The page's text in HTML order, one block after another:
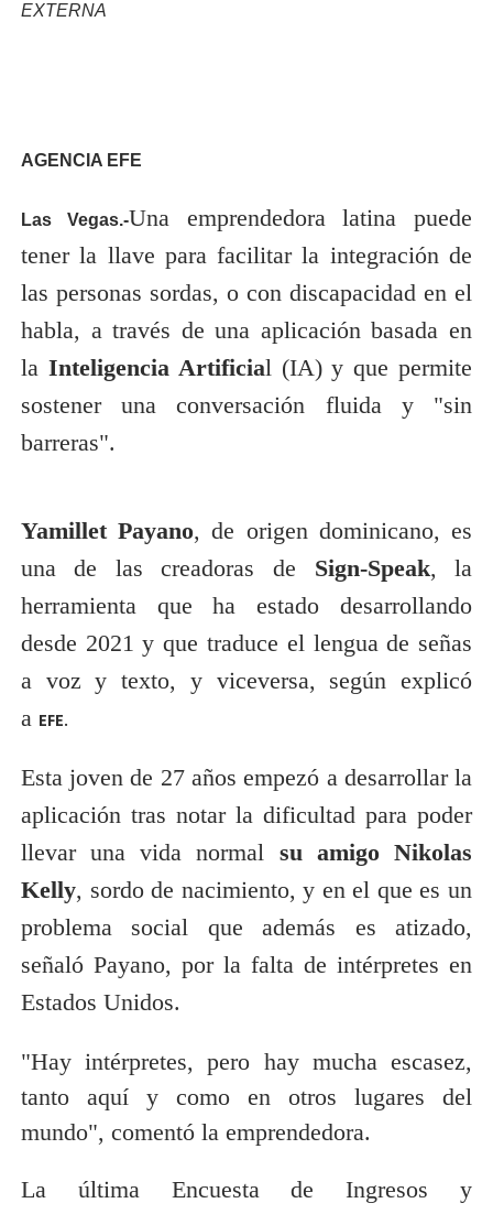
EXTERNA
AGENCIA EFE
Las Vegas.-Una emprendedora latina puede
tener la llave para facilitar la integración de
las personas sordas, o con discapacidad en el
habla, a través de una aplicación basada en
la Inteligencia Artificial (IA) y que permite
sostener una conversación fluida y "sin
barreras".
Yamillet Payano, de origen dominicano, es
una de las creadoras de Sign-Speak, la
herramienta que ha estado desarrollando
desde 2021 y que traduce el lengua de señas
a voz y texto, y viceversa, según explicó
a EFE.
Esta joven de 27 años empezó a desarrollar la
aplicación tras notar la dificultad para poder
llevar una vida normal su amigo Nikolas
Kelly, sordo de nacimiento, y en el que es un
problema social que además es atizado,
señaló Payano, por la falta de intérpretes en
Estados Unidos.
"Hay intérpretes, pero hay mucha escasez,
tanto aquí y como en otros lugares del
mundo", comentó la emprendedora.
La última Encuesta de Ingresos y